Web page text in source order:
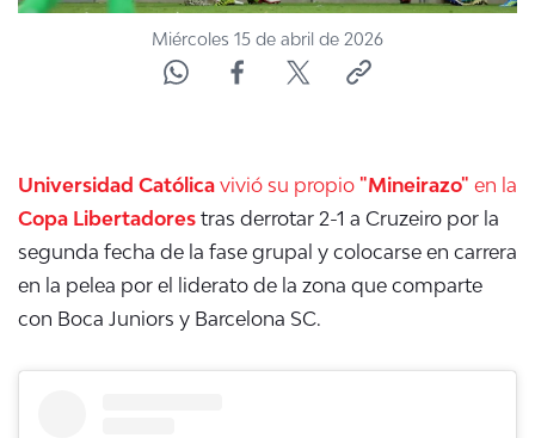
Miércoles 15 de abril de 2026
Universidad Católica vivió su propio "Mineirazo" en la
Copa Libertadores tras derrotar 2-1 a Cruzeiro por la
segunda fecha de la fase grupal y colocarse en carrera
en la pelea por el liderato de la zona que comparte
con Boca Juniors y Barcelona SC.